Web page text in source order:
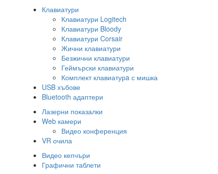
Клавиатури
Клавиатури Logitech
Клавиатури Bloody
Клавиатури Corsair
Жични клавиатури
Безжични клавиатури
Геймърски клавиатури
Комплект клавиатурa с мишка
USB хъбове
Bluetooth адаптери
Лазерни показалки
Web камери
Видео конференция
VR очила
Видео кепчъри
Графични таблети